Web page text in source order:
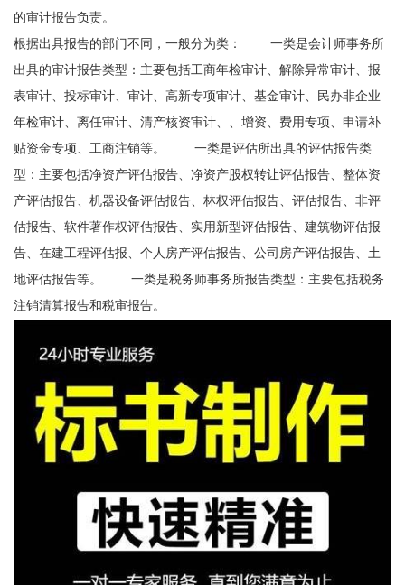
的审计报告负责。
根据出具报告的部门不同，一般分为类： 一类是会计师事务所
出具的审计报告类型：主要包括工商年检审计、解除异常审计、报
表审计、投标审计、审计、高新专项审计、基金审计、民办非企业
年检审计、离任审计、清产核资审计、、增资、费用专项、申请补
贴资金专项、工商注销等。 一类是评估所出具的评估报告类
型：主要包括净资产评估报告、净资产股权转让评估报告、整体资
产评估报告、机器设备评估报告、林权评估报告、评估报告、非评
估报告、软件著作权评估报告、实用新型评估报告、建筑物评估报
告、在建工程评估报、个人房产评估报告、公司房产评估报告、土
地评估报告等。 一类是税务师事务所报告类型：主要包括税务
注销清算报告和税审报告。